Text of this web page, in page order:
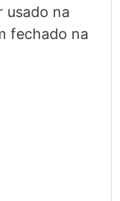
usado na
fechado na